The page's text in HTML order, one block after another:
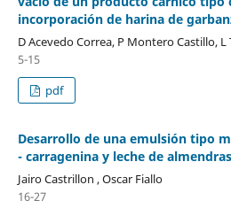
incorporación de harina de
D Acevedo Correa, P Montero Castillo, L
5-15
pdf
Desarrollo de una emulsión tipo
- carragenina y leche de
Jairo Castrillon , Oscar Fiallo
16-27